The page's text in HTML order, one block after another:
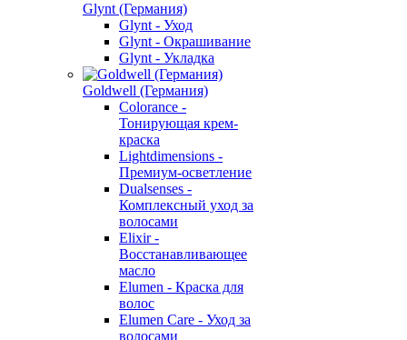
Glynt (Германия)
Glynt - Уход
Glynt - Окрашивание
Glynt - Укладка
Goldwell (Германия)
Colorance -
Тонирующая крем-
краска
Lightdimensions -
Премиум-осветление
Dualsenses -
Комплексный уход за
волосами
Elixir -
Восстанавливающее
масло
Elumen - Краска для
волос
Elumen Care - Уход за
волосами